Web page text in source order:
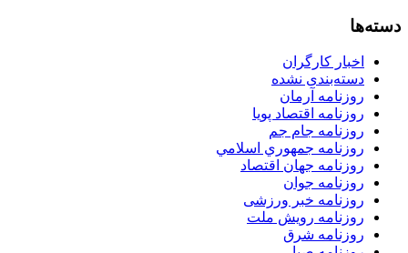
دسته‌ها
اخبار کارگران
دسته‌بندی نشده
روزنامه آرمان
روزنامه اقتصاد پویا
روزنامه جام جم
روزنامه جمهوري اسلامي
روزنامه جهان اقتصاد
روزنامه جوان
روزنامه خبر ورزشى
روزنامه رویش ملت
روزنامه شرق